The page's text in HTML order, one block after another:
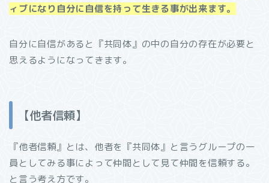
ィブになり自分に自信を持って生きる事が出来ます。
自分に自信があると 『共同体』の中の自分の存在が必要と
思えるようになってきます。
【他者信頼】
『他者信頼』とは、他者を『共同体』と言うグループの一
員としてみる事によって仲間として見て仲間を信頼する。
と言う考え方です。